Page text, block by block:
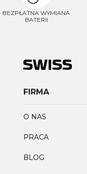
BEZPŁATNA WYMIANA
BATERII
FIRMA
O NAS
PRACA
BLOG